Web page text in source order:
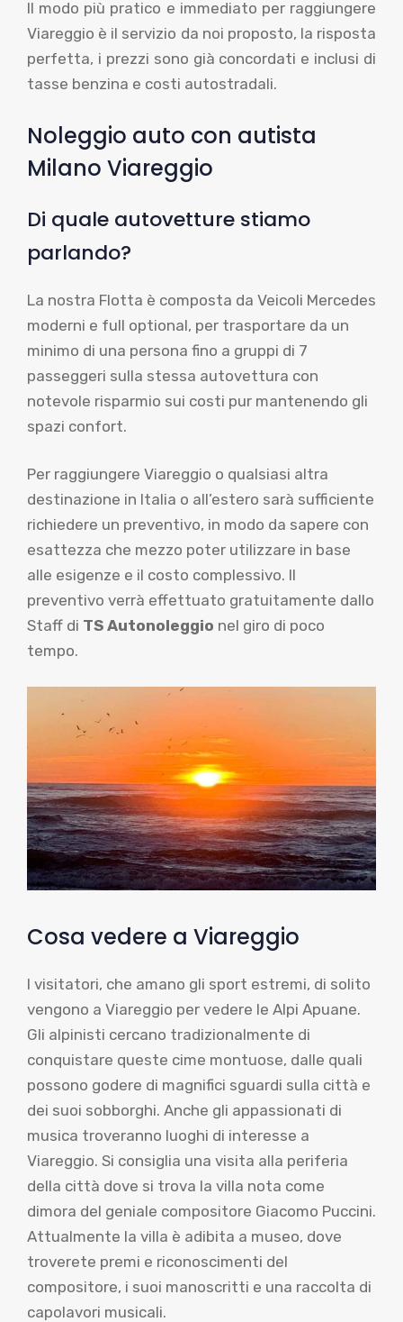
Il modo più pratico e immediato per raggiungere
Viareggio è il servizio da noi proposto, la risposta
perfetta, i prezzi sono già concordati e inclusi di
tasse benzina e costi autostradali.
Noleggio auto con autista
Milano Viareggio
Di quale autovetture stiamo
parlando?
La nostra Flotta è composta da Veicoli Mercedes
moderni e full optional, per trasportare da un
minimo di una persona fino a gruppi di 7
passeggeri sulla stessa autovettura con
notevole risparmio sui costi pur mantenendo gli
spazi confort.
Per raggiungere Viareggio o qualsiasi altra
destinazione in Italia o all’estero sarà sufficiente
richiedere un preventivo, in modo da sapere con
esattezza che mezzo poter utilizzare in base
alle esigenze e il costo complessivo. Il
preventivo verrà effettuato gratuitamente dallo
Staff di TS Autonoleggio nel giro di poco
tempo.
Cosa vedere a Viareggio
I visitatori, che amano gli sport estremi, di solito
vengono a Viareggio per vedere le Alpi Apuane.
Gli alpinisti cercano tradizionalmente di
conquistare queste cime montuose, dalle quali
possono godere di magnifici sguardi sulla città e
dei suoi sobborghi. Anche gli appassionati di
musica troveranno luoghi di interesse a
Viareggio. Si consiglia una visita alla periferia
della città dove si trova la villa nota come
dimora del geniale compositore Giacomo Puccini.
Attualmente la villa è adibita a museo, dove
troverete premi e riconoscimenti del
compositore, i suoi manoscritti e una raccolta di
capolavori musicali.